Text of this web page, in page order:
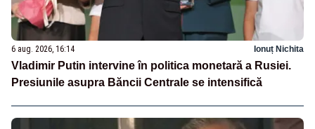
6 aug. 2026, 16:14 Ionuț Nichita
Vladimir Putin intervine în politica monetară a Rusiei.
Presiunile asupra Băncii Centrale se intensifică